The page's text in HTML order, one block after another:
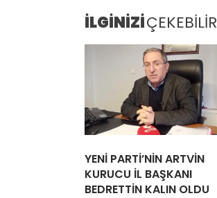
İLGİNİZİÇEKEBİLİR
YENİ PARTİ’NİN ARTVİN
KURUCU İL BAŞKANI
BEDRETTİN KALIN OLDU